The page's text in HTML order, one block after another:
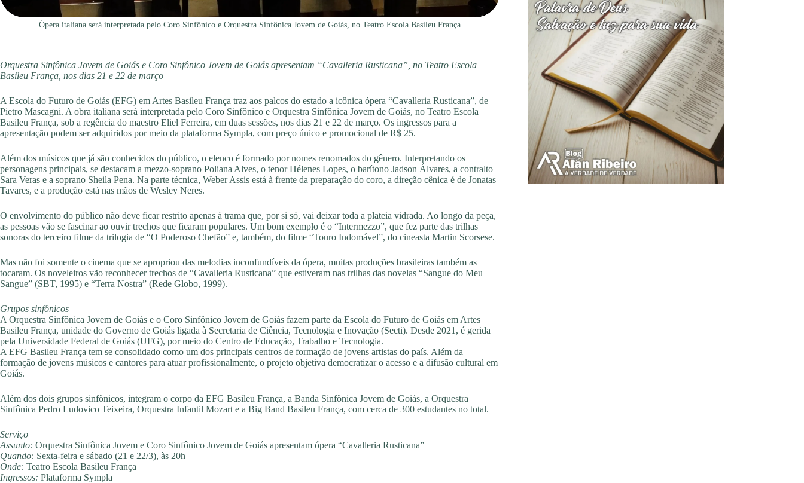
Ópera italiana será interpretada pelo Coro Sinfônico e Orquestra Sinfônica Jovem de Goiás, no Teatro Escola Basileu França
Orquestra Sinfônica Jovem de Goiás e Coro Sinfônico Jovem de Goiás apresentam “Cavalleria Rusticana”, no Teatro Escola
Basileu França, nos dias 21 e 22 de março
A Escola do Futuro de Goiás (EFG) em Artes Basileu França traz aos palcos do estado a icônica ópera “Cavalleria Rusticana”, de
Pietro Mascagni. A obra italiana será interpretada pelo Coro Sinfônico e Orquestra Sinfônica Jovem de Goiás, no Teatro Escola
Basileu França, sob a regência do maestro Eliel Ferreira, em duas sessões, nos dias 21 e 22 de março. Os ingressos para a
apresentação podem ser adquiridos por meio da plataforma Sympla, com preço único e promocional de R$ 25.
Além dos músicos que já são conhecidos do público, o elenco é formado por nomes renomados do gênero. Interpretando os
personagens principais, se destacam a mezzo-soprano Poliana Alves, o tenor Hélenes Lopes, o barítono Jadson Álvares, a contralto
Sara Veras e a soprano Sheila Pena. Na parte técnica, Weber Assis está à frente da preparação do coro, a direção cênica é de Jonatas
Tavares, e a produção está nas mãos de Wesley Neres.
O envolvimento do público não deve ficar restrito apenas à trama que, por si só, vai deixar toda a plateia vidrada. Ao longo da peça,
as pessoas vão se fascinar ao ouvir trechos que ficaram populares. Um bom exemplo é o “Intermezzo”, que fez parte das trilhas
sonoras do terceiro filme da trilogia de “O Poderoso Chefão” e, também, do filme “Touro Indomável”, do cineasta Martin Scorsese.
Mas não foi somente o cinema que se apropriou das melodias inconfundíveis da ópera, muitas produções brasileiras também as
tocaram. Os noveleiros vão reconhecer trechos de “Cavalleria Rusticana” que estiveram nas trilhas das novelas “Sangue do Meu
Sangue” (SBT, 1995) e “Terra Nostra” (Rede Globo, 1999).
Grupos sinfônicos
A Orquestra Sinfônica Jovem de Goiás e o Coro Sinfônico Jovem de Goiás fazem parte da Escola do Futuro de Goiás em Artes
Basileu França, unidade do Governo de Goiás ligada à Secretaria de Ciência, Tecnologia e Inovação (Secti). Desde 2021, é gerida
pela Universidade Federal de Goiás (UFG), por meio do Centro de Educação, Trabalho e Tecnologia.
A EFG Basileu França tem se consolidado como um dos principais centros de formação de jovens artistas do país. Além da
formação de jovens músicos e cantores para atuar profissionalmente, o projeto objetiva democratizar o acesso e a difusão cultural em
Goiás.
Além dos dois grupos sinfônicos, integram o corpo da EFG Basileu França, a Banda Sinfônica Jovem de Goiás, a Orquestra
Sinfônica Pedro Ludovico Teixeira, Orquestra Infantil Mozart e a Big Band Basileu França, com cerca de 300 estudantes no total.
Serviço
Assunto: Orquestra Sinfônica Jovem e Coro Sinfônico Jovem de Goiás apresentam ópera “Cavalleria Rusticana”
Quando: Sexta-feira e sábado (21 e 22/3), às 20h
Onde: Teatro Escola Basileu França
Ingressos: Plataforma Sympla